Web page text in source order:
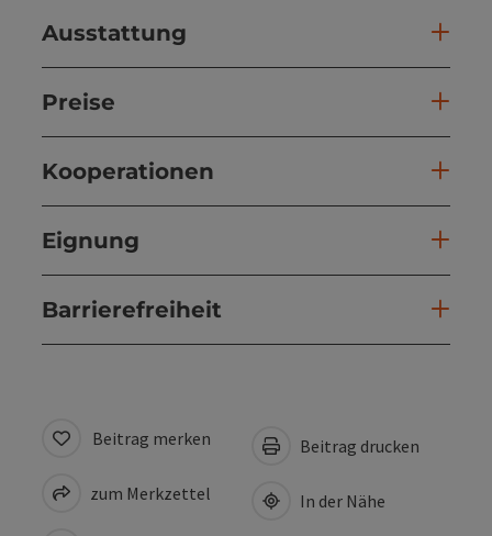
Ausstattung
Preise
Kooperationen
Eignung
Barrierefreiheit
Beitrag merken
zum Merkzettel
Beitrag drucken
In der Nähe